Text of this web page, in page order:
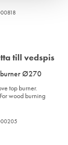
Ø270
top burner.
wood burning